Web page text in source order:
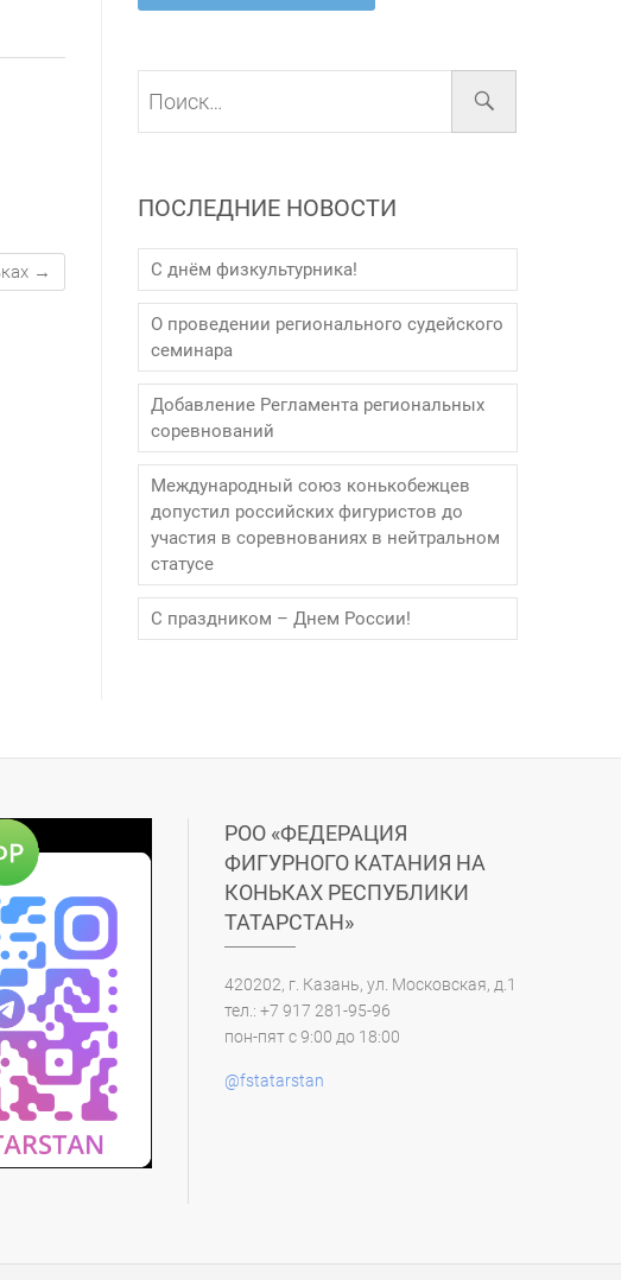
→
ПОСЛЕДНИЕ НОВОСТИ
С днём физкультурника!
О проведении регионального судейского
семинара
Добавление Регламента региональных
соревнований
Международный союз конькобежцев
допустил российских фигуристов до
участия в соревнованиях в нейтральном
статусе
С праздником – Днем России!
РОО «ФЕДЕРАЦИЯ
ФИГУРНОГО КАТАНИЯ НА
КОНЬКАХ РЕСПУБЛИКИ
ТАТАРСТАН»
420202, г. Казань, ул. Московская, д.1
тел.: +7 917 281-95-96
пон-пят с 9:00 до 18:00
@fstatarstan